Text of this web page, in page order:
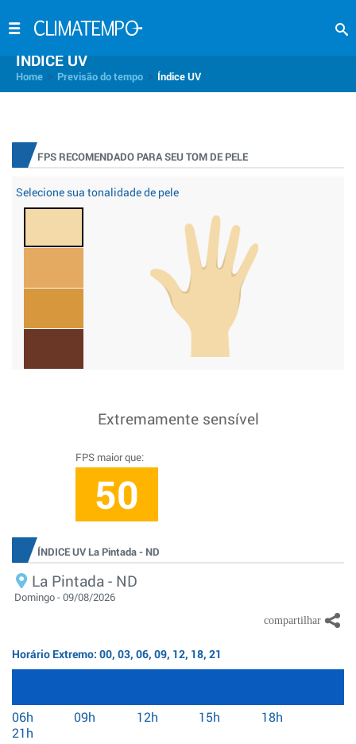
INDICE UV
Home Previsão do tempo Índice UV
FPS RECOMENDADO PARA SEU TOM DE PELE
Selecione sua tonalidade de pele
Extremamente sensível
FPS maior que:
50
ÍNDICE UV La Pintada - ND
La Pintada - ND
Domingo - 09/08/2026
Horário Extremo: 00, 03, 06, 09, 12, 18, 21
06h 09h 12h 15h
18h
21h